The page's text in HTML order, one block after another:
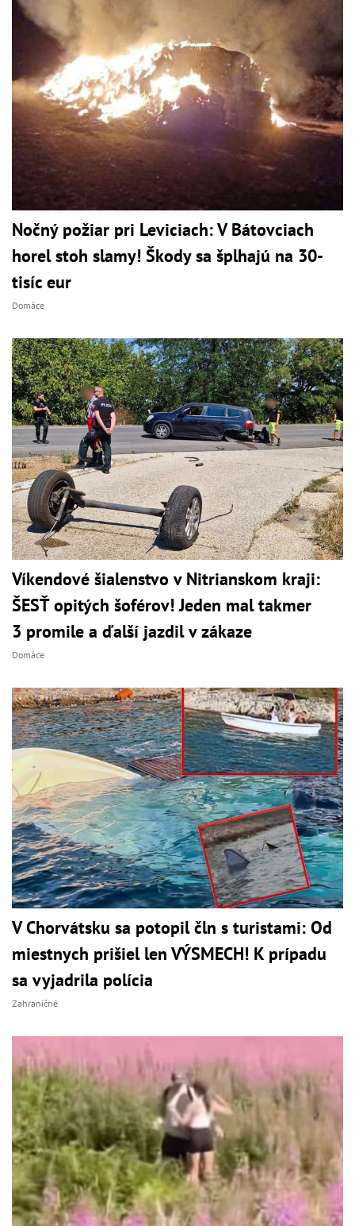
Nočný požiar pri Leviciach: V Bátovciach
horel stoh slamy! Škody sa šplhajú na 30-
tisíc eur
Domáce
Víkendové šialenstvo v Nitrianskom kraji:
ŠESŤ opitých šoférov! Jeden mal takmer
3 promile a ďalší jazdil v zákaze
Domáce
V Chorvátsku sa potopil čln s turistami: Od
miestnych prišiel len VÝSMECH! K prípadu
sa vyjadrila polícia
Zahraničné